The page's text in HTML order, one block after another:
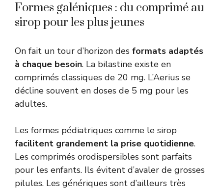
Formes galéniques : du comprimé au
sirop pour les plus jeunes
On fait un tour d’horizon des formats adaptés
à chaque besoin. La bilastine existe en
comprimés classiques de 20 mg. L’Aerius se
décline souvent en doses de 5 mg pour les
adultes.
Les formes pédiatriques comme le sirop
facilitent grandement la prise quotidienne.
Les comprimés orodispersibles sont parfaits
pour les enfants. Ils évitent d’avaler de grosses
pilules. Les génériques sont d’ailleurs très